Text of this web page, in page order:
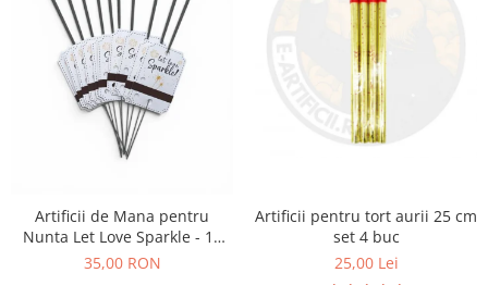
Artificii de Mana pentru
Nunta Let Love Sparkle - 10
bucati
35,00 RON
Artificii pentru tort aurii 25 cm
set 4 buc
25,00 Lei